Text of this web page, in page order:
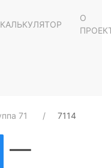
КАЛЬКУЛЯТОР
О
71 7114
—